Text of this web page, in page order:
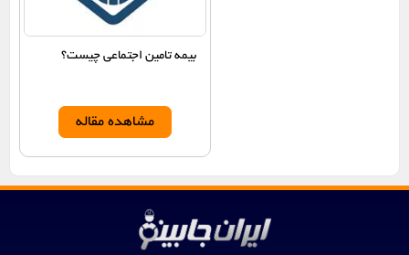
بیمه تامین اجتماعی چیست؟
مشاهده مقاله